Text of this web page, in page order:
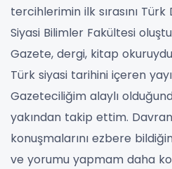
tercihlerimin ilk sırasını Türk
Siyasi Bilimler Fakültesi
Gazete, dergi, kitap
Türk siyasi tarihini içeren
Gazeteciliğim alaylı
yakından takip ettim.
konuşmalarını ezbere
ve yorumu yapmam daha